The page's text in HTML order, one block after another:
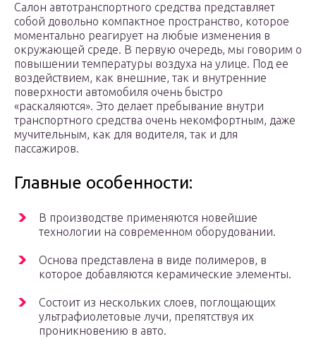
Салон автотранспортного средства представляет
собой довольно компактное пространство, которое
моментально реагирует на любые изменения в
окружающей среде. В первую очередь, мы говорим о
повышении температуры воздуха на улице. Под ее
воздействием, как внешние, так и внутренние
поверхности автомобиля очень быстро
«раскаляются». Это делает пребывание внутри
транспортного средства очень некомфортным, даже
мучительным, как для водителя, так и для
пассажиров.
Главные особенности:
В производстве применяются новейшие
технологии на современном оборудовании.
Основа представлена в виде полимеров, в
которое добавляются керамические элементы.
Состоит из нескольких слоев, поглощающих
ультрафиолетовые лучи, препятствуя их
проникновению в авто.